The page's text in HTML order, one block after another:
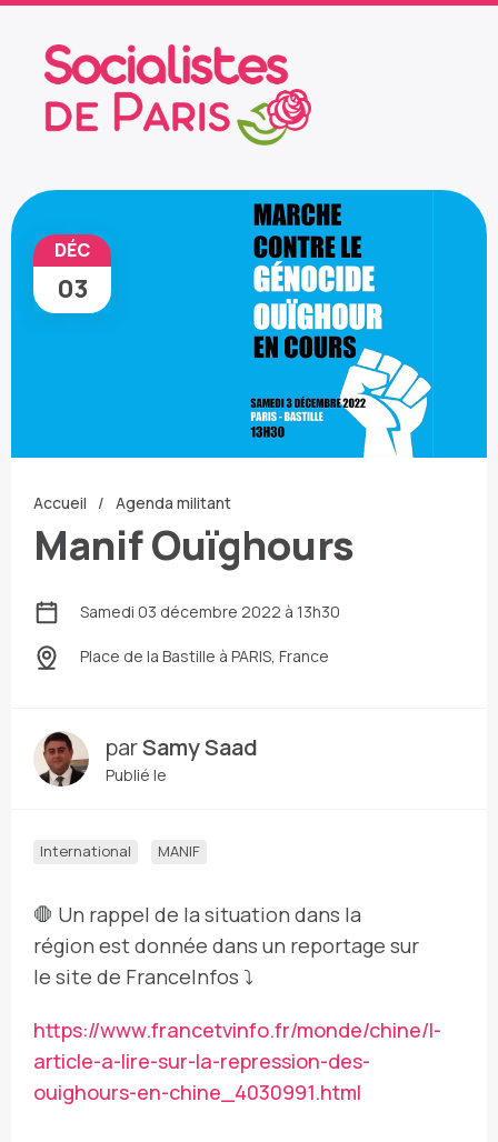
DÉC
03
Accueil Agenda militant
Manif Ouïghours
Samedi 03 décembre 2022 à 13h30
Place de la Bastille à PARIS, France
parSamy Saad
Publié le
International MANIF
🛑 Un rappel de la situation dans la
région est donnée dans un reportage sur
le site de FranceInfos ⤵️
https://www.francetvinfo.fr/monde/chine/l-
article-a-lire-sur-la-repression-des-
ouighours-en-chine_4030991.html